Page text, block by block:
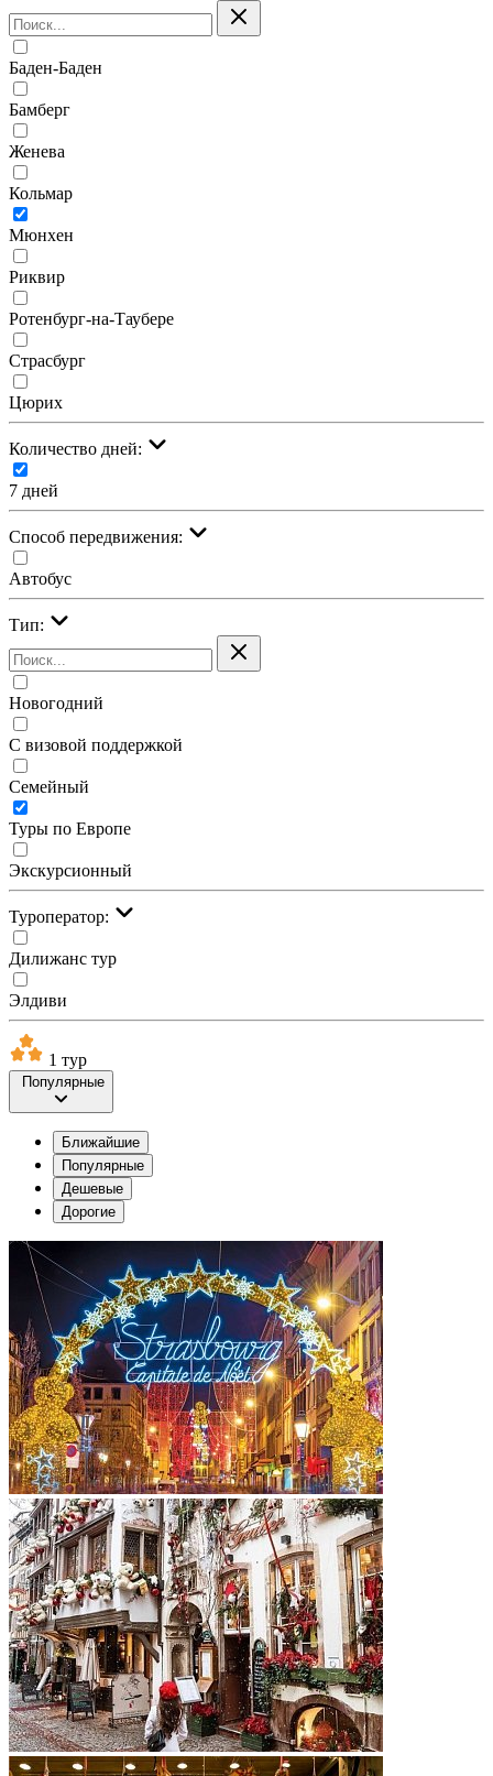
Баден-Баден
Бамберг
Женева
Кольмар
Мюнхен
Риквир
Ротенбург-на-Таубере
Страсбург
Цюрих
Количество дней:
7 дней
Cпособ передвижения:
Автобус
Тип:
Новогодний
С визовой поддержкой
Семейный
Туры по Европе
Экскурсионный
Туроператор:
Дилижанс тур
Элдиви
1 тур
Популярные
Ближайшие
Популярные
Дешевые
Дорогие